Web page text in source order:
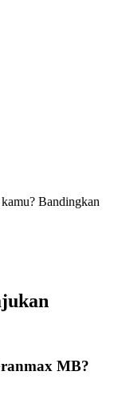
Bandingkan
MB?